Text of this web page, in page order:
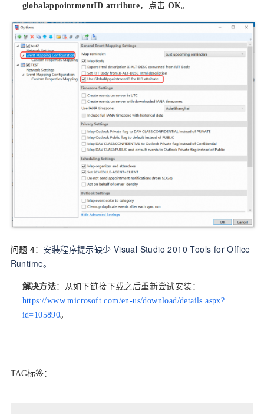
globalappointmentID attribute，点击 OK。
问题 4： 安装程序提示缺少 Visual Studio 2010 Tools for Office
Runtime。
解决方法：从如下链接下载之后重新尝试安装：
https://www.microsoft.com/en-us/download/details.aspx?
id=105890。
TAG标签：